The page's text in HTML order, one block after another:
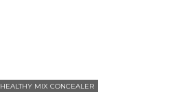
HEALTHY MIX CONCEALER